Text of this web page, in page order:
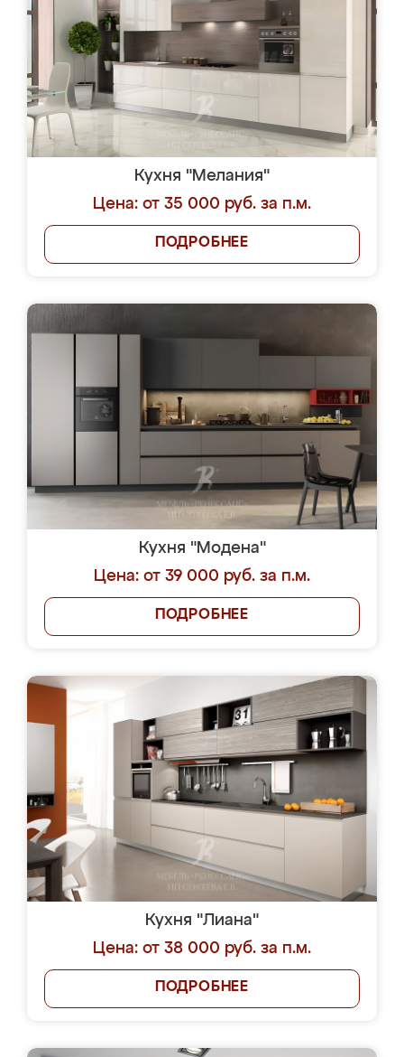
Кухня "Мелания"
Цена: от 35 000 руб. за п.м.
ПОДРОБНЕЕ
Кухня "Модена"
Цена: от 39 000 руб. за п.м.
ПОДРОБНЕЕ
Кухня "Лиана"
Цена: от 38 000 руб. за п.м.
ПОДРОБНЕЕ